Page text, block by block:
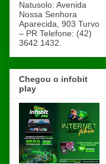
Natusolo: Avenida
Nossa Senhora
Aparecida, 903 Turvo
– PR Telefone: (42)
3642 1432.
Chegou o infobit
play